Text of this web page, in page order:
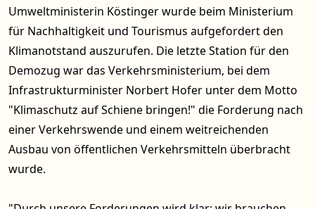
Umweltministerin Köstinger wurde beim Ministerium
für Nachhaltigkeit und Tourismus aufgefordert den
Klimanotstand auszurufen. Die letzte Station für den
Demozug war das Verkehrsministerium, bei dem
Infrastrukturminister Norbert Hofer unter dem Motto
"Klimaschutz auf Schiene bringen!" die Forderung nach
einer Verkehrswende und einem weitreichenden
Ausbau von öffentlichen Verkehrsmitteln überbracht
wurde.